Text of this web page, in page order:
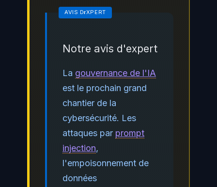
Notre avis d'expert
La gouvernance de l'IA
est le prochain grand
chantier de la
cybersécurité. Les
attaques par prompt
injection,
l'empoisonnement de
données